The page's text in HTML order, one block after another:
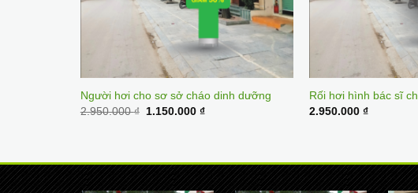
Người hơi cho sơ sở cháo dinh dưỡng
2.950.000₫ Original
1.150.000₫Current
Rối hơi hình bác sĩ
2.950.000 ₫